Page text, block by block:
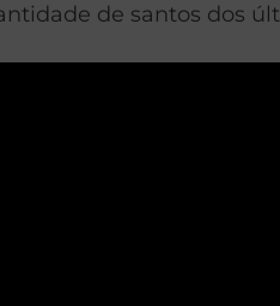
de santos dos